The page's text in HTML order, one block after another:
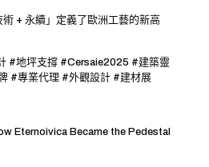
+ 永續」定義了歐洲工藝的新高
#地坪支撐 #Cersaie2025 #建築靈
#專業代理 #外觀設計 #建材展
Eternoivica Became the Pedestal